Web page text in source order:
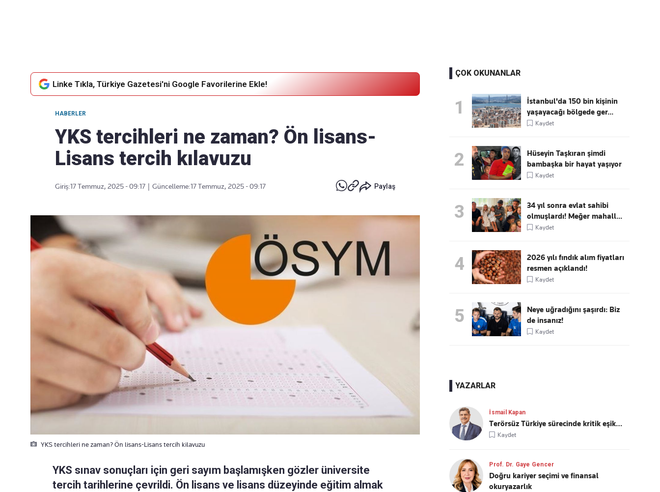
Linke Tıkla, Türkiye Gazetesi'ni Google Favorilerine Ekle!
HABERLER
YKS tercihleri ne zaman? Ön lisans-
Lisans tercih kılavuzu
Giriş:17 Temmuz, 2025 - 09:17 Güncelleme:17 Temmuz, 2025 - 09:17 Paylaş
YKS tercihleri ne zaman? Ön lisans-Lisans tercih kilavuzu
YKS sınav sonuçları için geri sayım başlamışken gözler üniversite
tercih tarihlerine çevrildi. Ön lisans ve lisans düzeyinde eğitim almak
ÇOK OKUNANLAR
1
İstanbul'da 150 bin kişinin
yaşayacağı bölgede ger...
Kaydet
2
Hüseyin Taşkıran şimdi
bambaşka bir hayat yaşıyor
Kaydet
3
34 yıl sonra evlat sahibi
olmuşlardı! Meğer mahall...
Kaydet
4
2026 yılı fındık alım fiyatları
resmen açıklandı!
Kaydet
5
Neye uğradığını şaşırdı: Biz
de insanız!
Kaydet
YAZARLAR
İsmail Kapan
Terörsüz Türkiye sürecinde kritik eşik…
Kaydet
Prof. Dr. Gaye Gencer
Doğru kariyer seçimi ve finansal
okuryazarlık